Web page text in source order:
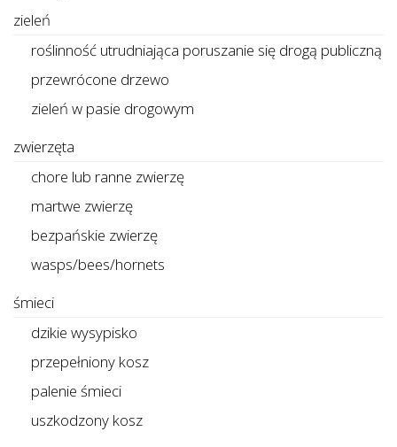
zieleń
roślinność utrudniająca poruszanie się drogą publiczną
przewrócone drzewo
zieleń w pasie drogowym
zwierzęta
chore lub ranne zwierzę
martwe zwierzę
bezpańskie zwierzę
wasps/bees/hornets
śmieci
dzikie wysypisko
przepełniony kosz
palenie śmieci
uszkodzony kosz